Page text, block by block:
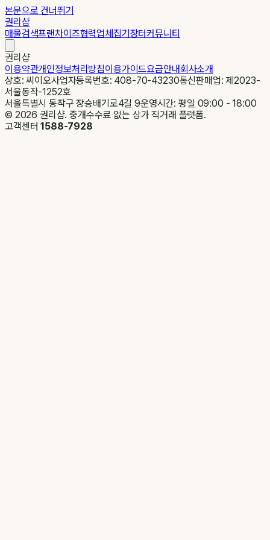
본문으로 건너뛰기
권리샵
매물검색프랜차이즈협력업체집기장터커뮤니티
권리샵
이용약관개인정보처리방침이용가이드요금안내회사소개
상호: 씨이오사업자등록번호: 408-70-43230통신판매업: 제2023-
서울동작-1252호
서울특별시 동작구 장승배기로4길 9운영시간: 평일 09:00 - 18:00
© 2026 권리샵. 중개수수료 없는 상가 직거래 플랫폼.
고객센터1588-7928